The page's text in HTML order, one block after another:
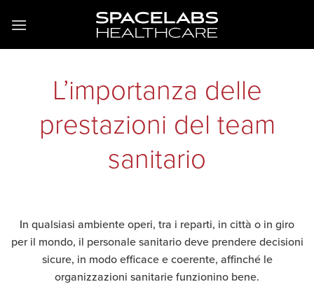
L’importanza delle
prestazioni del team
sanitario
In qualsiasi ambiente operi, tra i reparti, in città o in giro
per il mondo, il personale sanitario deve prendere decisioni
sicure, in modo efficace e coerente, affinché le
organizzazioni sanitarie funzionino bene.